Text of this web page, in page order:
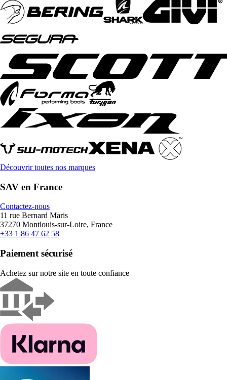
Découvrir toutes nos marques
SAV en France
Contactez-nous
11 rue Bernard Maris
37270 Montlouis-sur-Loire, France
+33 1 86 47 62 58
Paiement sécurisé
Achetez sur notre site en toute confiance